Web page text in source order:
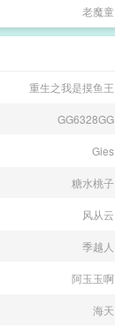
老魔童
重生之我是摸鱼王
GG6328GG
Gies
糖水桃子
风从云
季越人
阿玉玉啊
海天